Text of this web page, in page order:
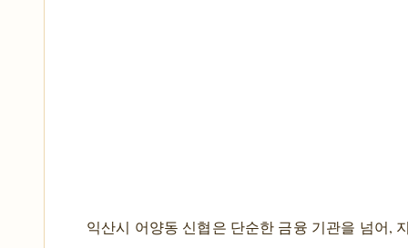
익산시 어양동 신협은 단순한 금융 기관을 넘어,